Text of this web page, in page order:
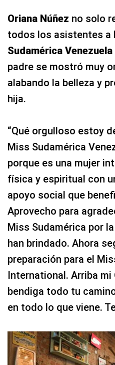
Oriana Núñez no solo
todos los asistentes a
Sudamérica
padre se mostró muy
alabando la belleza y
hija.
“Qué orgulloso estoy
Miss Sudamérica
porque es una mujer
física y espiritual con
apoyo social que
Aprovecho para
Miss Sudamérica por
han brindado. Ahora
preparación para el
International. Arriba mi
bendiga todo tu
en todo lo que viene.